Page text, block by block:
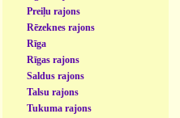
Preiļu rajons
Rēzeknes rajons
Rīga
Rīgas rajons
Saldus rajons
Talsu rajons
Tukuma rajons